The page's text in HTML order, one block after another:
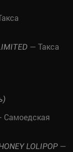
— Такса
LOLIPOP —